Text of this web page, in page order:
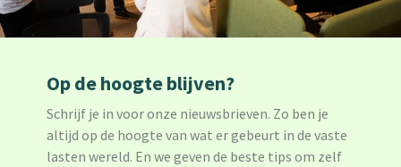
Op de hoogte blijven?
Schrijf je in voor onze nieuwsbrieven. Zo ben je
altijd op de hoogte van wat er gebeurt in de vaste
lasten wereld. En we geven de beste tips om zelf